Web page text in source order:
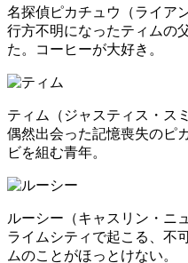
名探偵ピカチュウ（ライア
行方不明になったティムの
た。コーヒーが大好き。
ティム（ジャスティス・スミ
偶然出会った記憶喪失のピ
ビを組む青年。
ルーシー（キャスリン・ニ
ライムシティで起こる、不
ムのことがほっとけない。